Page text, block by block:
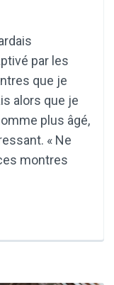
par les
que je
alors que je
plus âgé,
« Ne
montres